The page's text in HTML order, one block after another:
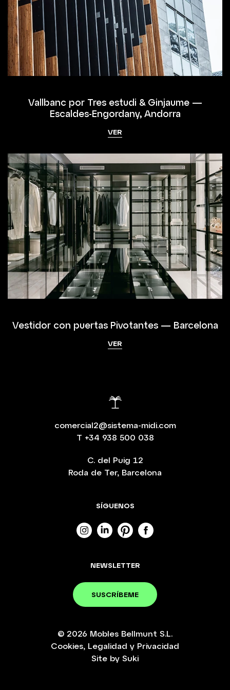
Vallbanc por Tres estudi & Ginjaume —
Escaldes-Engordany, Andorra
VER
Vestidor con puertas Pivotantes — Barcelona
VER
comercial2@sistema-midi.com
T +34 938 500 038
SÍGUENOS
NEWSLETTER
SUSCRÍBEME
C. del Puig 12
Roda de Ter, Barcelona
© 2026 Mobles Bellmunt S.L.
Cookies, Legalidad y Privacidad
Site by Suki